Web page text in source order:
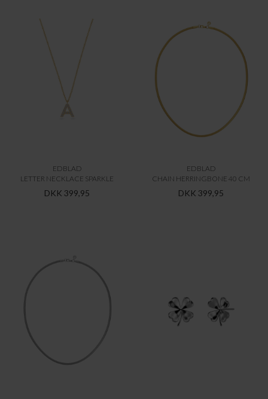
EDBLAD
LETTER NECKLACE SPARKLE
DKK 399,95
EDBLAD
CHAIN HERRINGBONE 40 CM
DKK 399,95